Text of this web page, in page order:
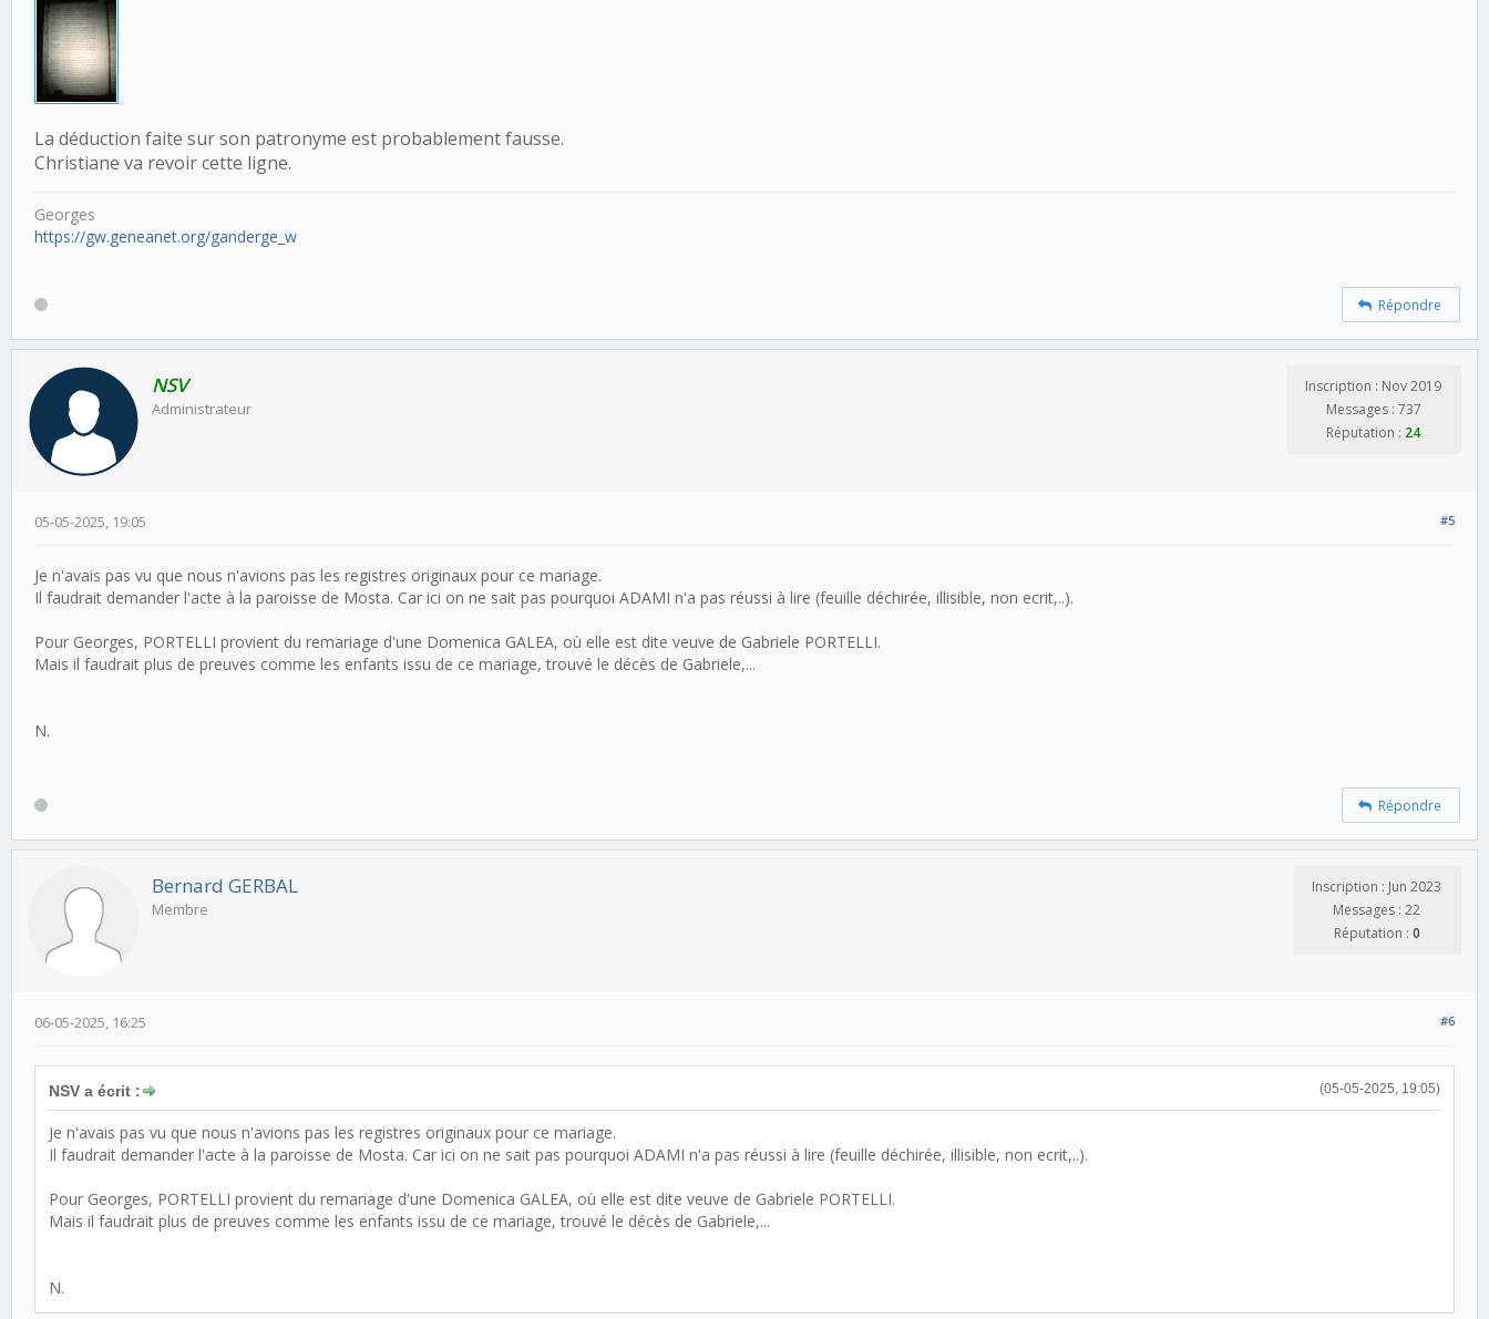
La déduction faite sur son patronyme est probablement fausse.
Christiane va revoir cette ligne.
Georges
https://gw.geneanet.org/ganderge_w
Répondre
NSV
Administrateur
Inscription : Nov 2019
Messages : 737
Réputation : 24
#5
05-05-2025, 19:05
Je n'avais pas vu que nous n'avions pas les registres originaux pour ce mariage.
Il faudrait demander l'acte à la paroisse de Mosta. Car ici on ne sait pas pourquoi ADAMI n'a pas réussi à lire (feuille déchirée, illisible, non ecrit,..).
Pour Georges, PORTELLI provient du remariage d'une Domenica GALEA, où elle est dite veuve de Gabriele PORTELLI.
Mais il faudrait plus de preuves comme les enfants issu de ce mariage, trouvé le décès de Gabriele,...
N.
Répondre
Bernard GERBAL
Membre
Inscription : Jun 2023
Messages : 22
Réputation : 0
#6
06-05-2025, 16:25
(05-05-2025, 19:05)
NSV a écrit :
Je n'avais pas vu que nous n'avions pas les registres originaux pour ce mariage.
Il faudrait demander l'acte à la paroisse de Mosta. Car ici on ne sait pas pourquoi ADAMI n'a pas réussi à lire (feuille déchirée, illisible, non ecrit,..).
Pour Georges, PORTELLI provient du remariage d'une Domenica GALEA, où elle est dite veuve de Gabriele PORTELLI.
Mais il faudrait plus de preuves comme les enfants issu de ce mariage, trouvé le décès de Gabriele,...
N.